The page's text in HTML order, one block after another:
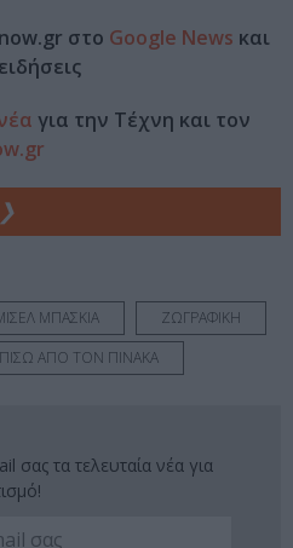
στο Google News και
για την Τέχνη και τον
❯
ΜΠΑΣΚΙΑ
ΖΩΓΡΑΦΙΚΗ
ΠΙΣΩ ΑΠΟ ΤΟΝ ΠΙΝΑΚΑ
τα τελευταία νέα για